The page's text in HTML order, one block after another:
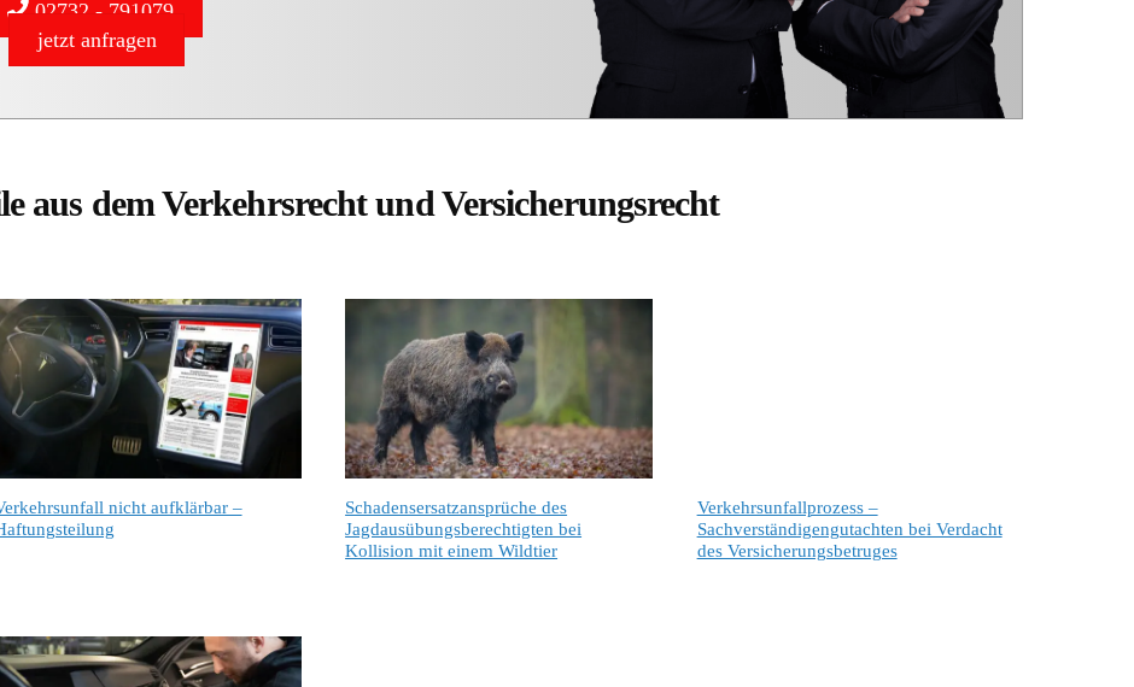
02732 - 791079
jetzt anfragen
aus dem Verkehrsrecht und Versicherungsrecht
nicht aufklärbar –
Schadensersatzansprüche des
Jagdausübungsberechtigten bei
Kollision mit einem Wildtier
Verkehrsunfallprozess –
Sachverständigengutachten bei Verdacht
des Versicherungsbetruges